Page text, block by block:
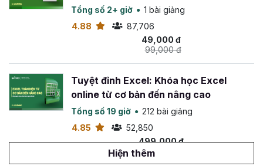
dạy bạn
Tổng số 2+ giờ
1 bài giảng
4.88
87,706
49,000 đ
99,000 đ
Tuyệt đỉnh Excel: Khóa học Excel
online từ cơ bản đến nâng cao
Tổng số 19 giờ
212 bài giảng
4.85
52,850
499,000 đ
799,000 đ
Hiện thêm